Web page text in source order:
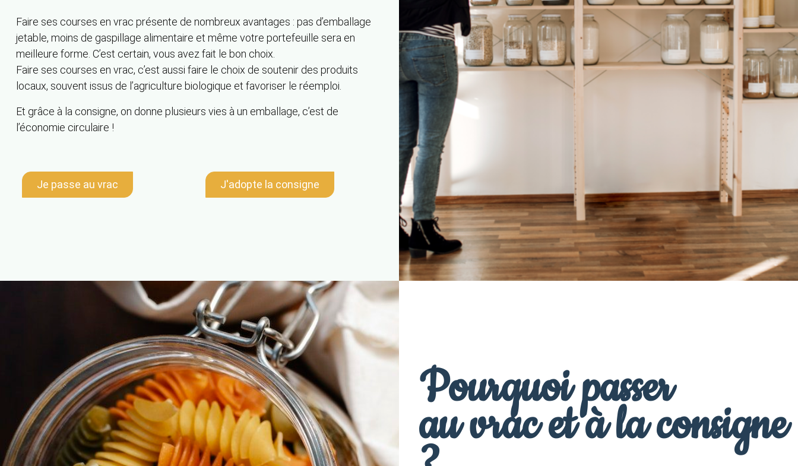
Faire ses courses en vrac présente de nombreux avantages : pas d’emballage
jetable, moins de gaspillage alimentaire et même votre portefeuille sera en
meilleure forme. C’est certain, vous avez fait le bon choix.
Faire ses courses en vrac, c’est aussi faire le choix de soutenir des produits
locaux, souvent issus de l’agriculture biologique et favoriser le réemploi.
Et grâce à la consigne, on donne plusieurs vies à un emballage, c’est de
l’économie circulaire !
Je passe au vrac J'adopte la consigne
Pourquoi passer
au vrac et à la consigne